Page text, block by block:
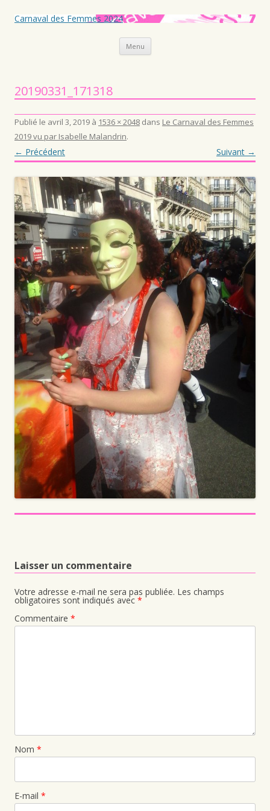
Carnaval des Femmes 2024
Menu Aller au contenu principal
20190331_171318
Publié le avril 3, 2019 à 1536 × 2048 dans Le Carnaval des Femmes
2019 vu par Isabelle Malandrin.
← Précédent Suivant →
Laisser un commentaire
Votre adresse e-mail ne sera pas publiée. Les champs
obligatoires sont indiqués avec *
Commentaire *
Nom *
E-mail *